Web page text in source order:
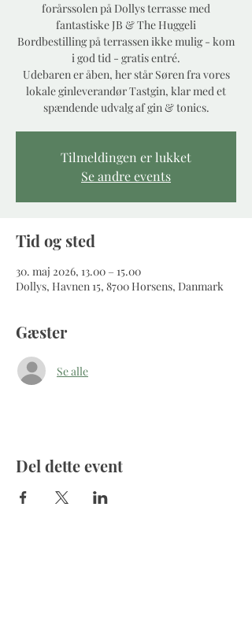
forårssolen på Dollys terrasse med
fantastiske JB & The Huggeli
Bordbestilling på terrassen ikke mulig - kom
i god tid - gratis entré.
Udebaren er åben, her står Søren fra vores
lokale ginleverandør Tastgin, klar med et
spændende udvalg af gin & tonics.
Tilmeldingen er lukket
Se andre events
Tid og sted
30. maj 2026, 13.00 – 15.00
Dollys, Havnen 15, 8700 Horsens, Danmark
Gæster
Se alle
Del dette event